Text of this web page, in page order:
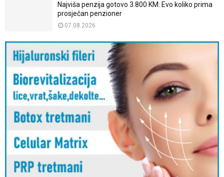
Najviša penzija gotovo 3.800 KM: Evo koliko prima
prosječan penzioner
07.08.2026